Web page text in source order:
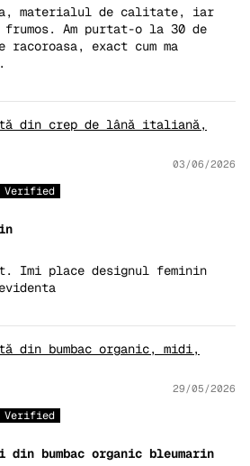
materialul de calitate, iar
Am purtat-o la 30 de
exact cum ma
din crep de lână italiană,
03/06/2026
Imi place designul feminin
din bumbac organic, midi,
29/05/2026
din bumbac organic bleumarin